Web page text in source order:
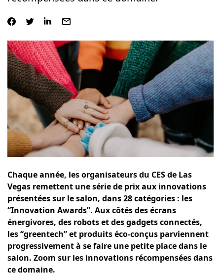
Chaque année, les organisateurs du CES de Las
Vegas remettent une série de prix aux innovations
présentées sur le salon, dans 28 catégories : les
“Innovation Awards”. Aux côtés des écrans
énergivores, des robots et des gadgets connectés,
les “greentech” et produits éco-conçus parviennent
progressivement à se faire une petite place dans le
salon. Zoom sur les innovations récompensées dans
ce domaine.